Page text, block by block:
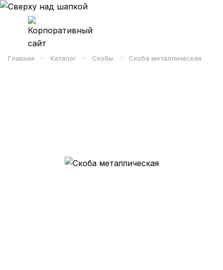
Главная – Каталог – Скобы – Скоба металлическая